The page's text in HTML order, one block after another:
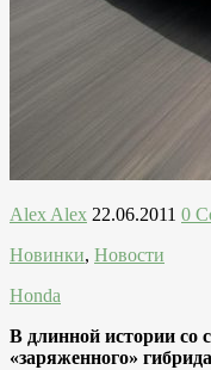
Alex Alex 22.06.2011 0
Новинки, Новости
Honda
В длинной истории со
«заряженного»